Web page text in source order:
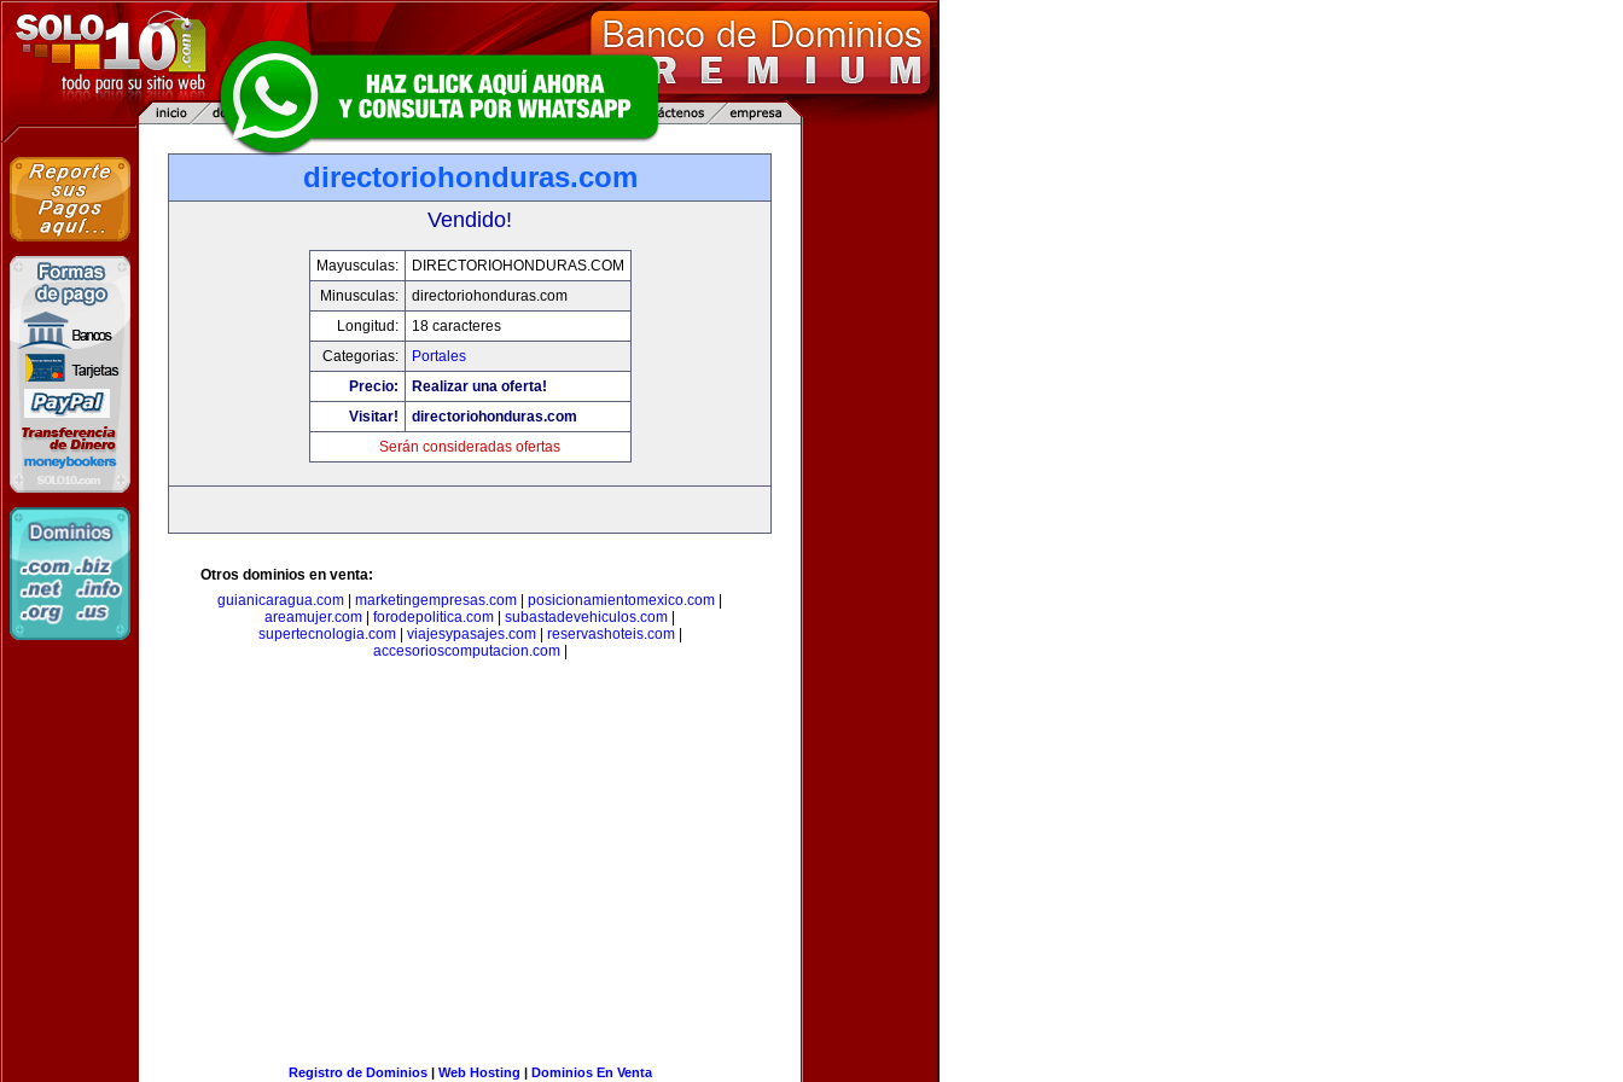
directoriohonduras.com
Vendido!
Mayusculas:
DIRECTORIOHONDURAS.COM
Minusculas:
directoriohonduras.com
Longitud:
18 caracteres
Categorias:
Portales
Precio:
Realizar una oferta!
Visitar!
directoriohonduras.com
Serán consideradas ofertas
Otros dominios en venta:
guianicaragua.com
marketingempresas.com posicionamientomexico.com
areamujer.com
forodepolitica.com subastadevehiculos.com
supertecnologia.com| viajesypasajes.com| reservashoteis.com|
accesorioscomputacion.com|
Registro de Dominios| Web Hosting | Dominios En Venta